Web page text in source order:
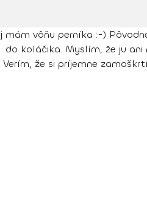
vôňu perníka :-)
koláčika. Myslím, že ju
že si príjemne